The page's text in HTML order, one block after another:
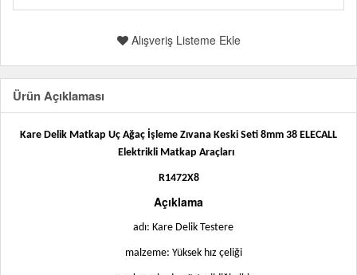
Alışveriş Listeme Ekle
Ürün Açıklaması
Kare Delik Matkap Uç Ağaç İşleme Zıvana Keski Seti 8mm 38 ELECALL
Elektrikli Matkap Araçları
R1472X8
Açıklama
adı: Kare Delik Testere
malzeme: Yüksek hız çeliği